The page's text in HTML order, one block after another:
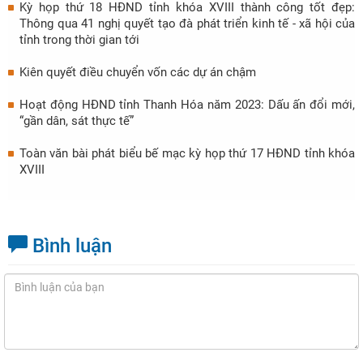
Kỳ họp thứ 18 HĐND tỉnh khóa XVIII thành công tốt đẹp:
Thông qua 41 nghị quyết tạo đà phát triển kinh tế - xã hội của
tỉnh trong thời gian tới
Kiên quyết điều chuyển vốn các dự án chậm
Hoạt động HĐND tỉnh Thanh Hóa năm 2023: Dấu ấn đổi mới,
“gần dân, sát thực tế”
Toàn văn bài phát biểu bế mạc kỳ họp thứ 17 HĐND tỉnh khóa
XVIII
Bình luận